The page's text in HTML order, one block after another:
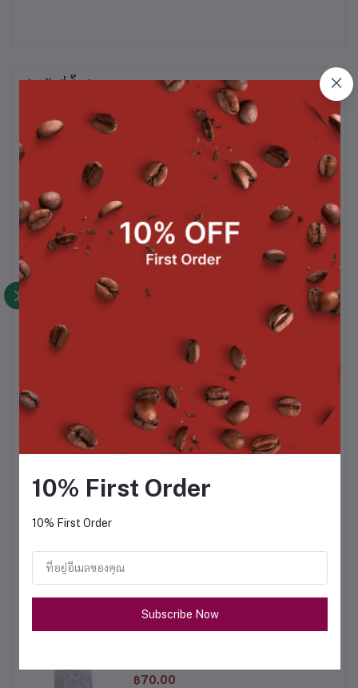
ไข่มุกดำ 1 ถุง
฿38.00
ไซรัปสตรอว์เบอร์รี่ 760 ml.
สินค้าขายดี
ซอสช็อกโกแลตท็อปปิ้ง 500 g.
฿105.00
฿675.00
฿70.00
10% First Order
10% First Order
Subscribe Now